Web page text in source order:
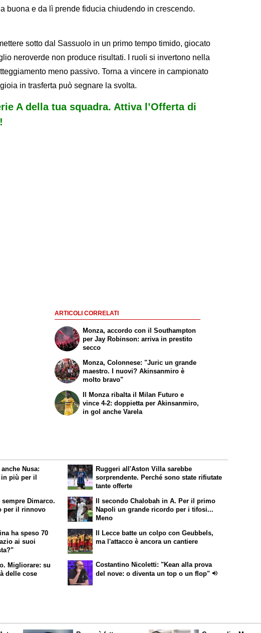
buona e da lì prende fiducia chiudendo in crescendo.
sotto dal Sassuolo in un primo tempo timido, giocato
neroverde non produce risultati. I ruoli si invertono nella
meno passivo. Torna a vincere in campionato
in trasferta può segnare la svolta.
A della tua squadra. Attiva l’Offerta di
ARTICOLI CORRELATI
Monza, accordo con il Southampton
per Jay Robinson: arriva in prestito
secco
Monza, Colonnese: "Juric un grande
maestro. I nuovi? Akinsanmiro è
molto bravo"
Il Monza ribalta il Milan Futuro e
vince 4-2: doppietta per Akinsanmiro,
in gol anche Varela
Nusa:
più per il
Dimarco.
per il rinnovo
Ruggeri all'Aston Villa sarebbe
sorprendente. Perché sono state rifiutate
tante offerte
Il secondo Chalobah in A. Per il primo
Napoli un grande ricordo per i tifosi...
Meno
ha speso 70
ai suoi
Migliorare: su
delle cose
Il Lecce batte un colpo con Geubbels,
ma l'attacco è ancora un cantiere
Costantino Nicoletti: "Kean alla prova
del nove: o diventa un top o un flop"